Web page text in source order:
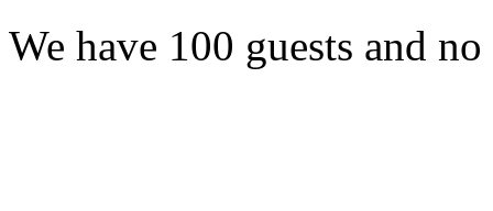
We have 100 guests and